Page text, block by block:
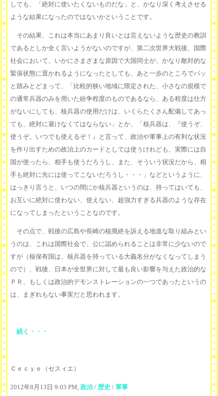
しても、「絶対に使いたくないものだな」と、かなり深く考えさせる
ような結果になったのではないかということです。
その結果、これは本当にあまり良いとは言えないような歴史の教訓
であるとしか全く言いようがないのですが、第二次世界大戦後、国際
社会において、いかにさまざまな原因で大国同士が、かなり敵対的な
緊張状態に置かれるようになったとしても、あと一歩のところでパッ
と踏みとどまって、「比較的狭い地域に限定された、小さなの規模で
の通常兵器のみを用いた紛争程度のものであるなら、ある程度は仕方
がないにしても、核兵器の使用だけは、いくらたくさん配備してあっ
ても、絶対に避けなくてはならない」とか、「核兵器は、『使うぞ、
使うぞ。いつでも使えるぞ！』と言って、政治や軍事上の有利な状況
を作り出すための政治上のカードとしては使うけれども、実際には自
国が使ったら、相手も使うだろうし、また、そういう状況だから、相
手も絶対に先には使ってこないだろうし・・・」などというように、
はっきり言うと、いつの間にか核兵器というのは、持ってはいても、
お互いに絶対に使わない、使えない、超強力すぎる兵器のような存在
になってしまったということなのです。
その点で、戦後の広島や長崎の核廃絶を訴える地道な取り組みとい
うのは、これは国際社会で、公に認められることは非常に少ないので
すが（核保有国は、核兵器を持っている大義名分がなくなってしまう
ので）、戦後、日本が全世界に対して最も良い影響を与えた政治的な
ＰＲ、もしくは政治的デモンストレーションの一つであったというの
は、まぎれもない事実だと思われます。
続く・・・
Ｃｅｃｙｅ（セスィエ）
2012年8月13日 9:03 PM, 政治/ 歴史 / 軍事